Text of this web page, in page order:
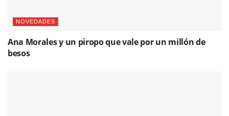
NOVEDADES
Ana Morales y un piropo que vale por un millón de
besos